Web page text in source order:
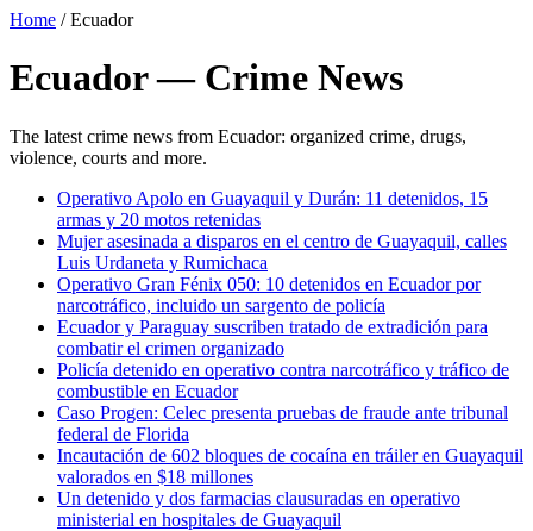
Home /Ecuador
Ecuador — Crime News
The latest crime news from Ecuador: organized crime, drugs,
violence, courts and more.
Operativo Apolo en Guayaquil y Durán: 11 detenidos, 15
armas y 20 motos retenidas
Mujer asesinada a disparos en el centro de Guayaquil, calles
Luis Urdaneta y Rumichaca
Operativo Gran Fénix 050: 10 detenidos en Ecuador por
narcotráfico, incluido un sargento de policía
Ecuador y Paraguay suscriben tratado de extradición para
combatir el crimen organizado
Policía detenido en operativo contra narcotráfico y tráfico de
combustible en Ecuador
Caso Progen: Celec presenta pruebas de fraude ante tribunal
federal de Florida
Incautación de 602 bloques de cocaína en tráiler en Guayaquil
valorados en $18 millones
Un detenido y dos farmacias clausuradas en operativo
ministerial en hospitales de Guayaquil